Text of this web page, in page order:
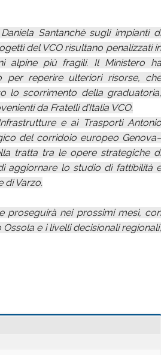
Santanchè sugli impianti di
del VCO risultano penalizzati in
alpine più fragili. Il Ministero ha
per reperire ulteriori risorse, che
lo scorrimento della graduatoria,
da Fratelli d’Italia VCO.
e ai Trasporti Antonio
del corridoio europeo Genova–
tratta tra le opere strategiche di
aggiornare lo studio di fattibilità e
di Varzo.
proseguirà nei prossimi mesi, con
e i livelli decisionali regionali,